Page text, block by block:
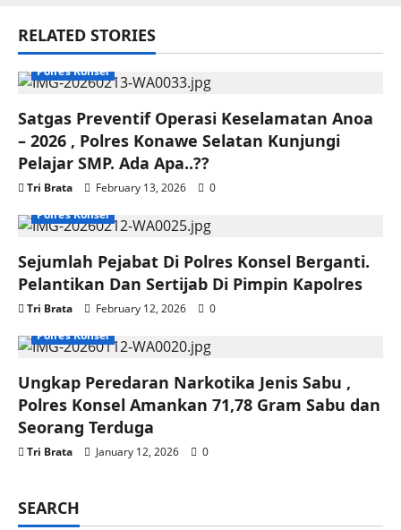
RELATED STORIES
Polres Konsel
Satgas Preventif Operasi Keselamatan Anoa
– 2026 , Polres Konawe Selatan Kunjungi
Pelajar SMP. Ada Apa..??
Tri Brata February 13, 2026
0
Polres Konsel
Sejumlah Pejabat Di Polres Konsel Berganti.
Pelantikan Dan Sertijab Di Pimpin Kapolres
Tri Brata February 12, 2026
0
Polres Konsel
Ungkap Peredaran Narkotika Jenis Sabu ,
Polres Konsel Amankan 71,78 Gram Sabu dan
Seorang Terduga
Tri Brata January 12, 2026 0
SEARCH